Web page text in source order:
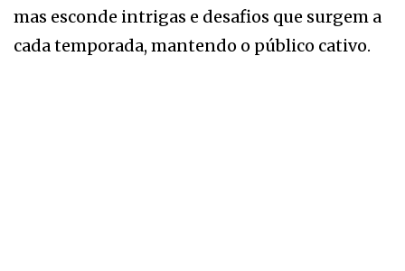
mas esconde intrigas e desafios que surgem a
cada temporada, mantendo o público cativo.